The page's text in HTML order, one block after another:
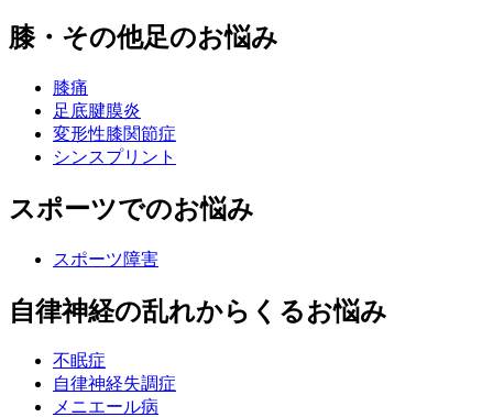
膝・その他足のお悩み
膝痛
足底腱膜炎
変形性膝関節症
シンスプリント
スポーツでのお悩み
スポーツ障害
自律神経の乱れからくるお悩み
不眠症
自律神経失調症
メニエール病